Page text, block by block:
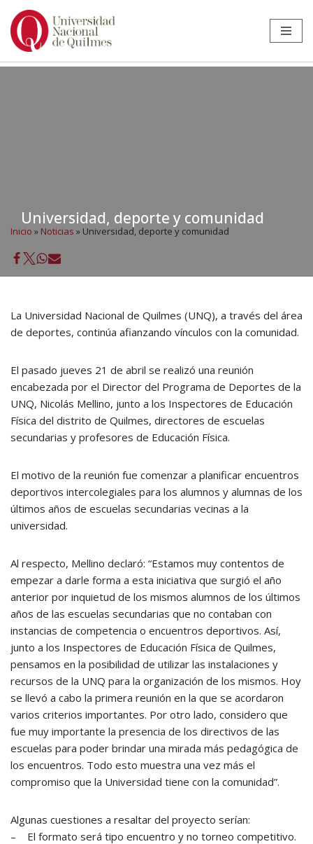
Ir
Universidad, deporte y comunidad
Inicio » Noticias » Universidad, deporte y comunidad
La Universidad Nacional de Quilmes (UNQ), a través del área
de deportes, continúa afianzando vínculos con la comunidad.
El pasado jueves 21 de abril se realizó una reunión
encabezada por el Director del Programa de Deportes de la
UNQ, Nicolás Mellino, junto a los Inspectores de Educación
Física del distrito de Quilmes, directores de escuelas
secundarias y profesores de Educación Física.
El motivo de la reunión fue comenzar a planificar encuentros
deportivos intercolegiales para los alumnos y alumnas de los
últimos años de escuelas secundarias vecinas a la
universidad.
Al respecto, Mellino declaró: “Estamos muy contentos de
empezar a darle forma a esta iniciativa que surgió el año
anterior por inquietud de los mismos alumnos de los últimos
años de las escuelas secundarias que no contaban con
instancias de competencia o encuentros deportivos. Así,
junto a los Inspectores de Educación Física de Quilmes,
pensamos en la posibilidad de utilizar las instalaciones y
recursos de la UNQ para la organización de los mismos. Hoy
se llevó a cabo la primera reunión en la que se acordaron
varios criterios importantes. Por otro lado, considero que
fue muy importante la presencia de los directivos de las
escuelas para poder brindar una mirada más pedagógica de
los encuentros. Todo esto muestra una vez más el
compromiso que la Universidad tiene con la comunidad”.
Algunas cuestiones a resaltar del proyecto serían:
– El formato será tipo encuentro y no torneo competitivo.